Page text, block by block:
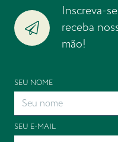
Inscreva-
receba
mão!
SEU NOME
SEU E-MAIL